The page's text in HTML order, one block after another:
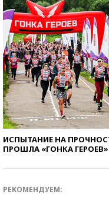
ИСПЫТАНИЕ НА
ПРОШЛА «ГОНКА ГЕРОЕВ»
РЕКОМЕНДУЕМ: